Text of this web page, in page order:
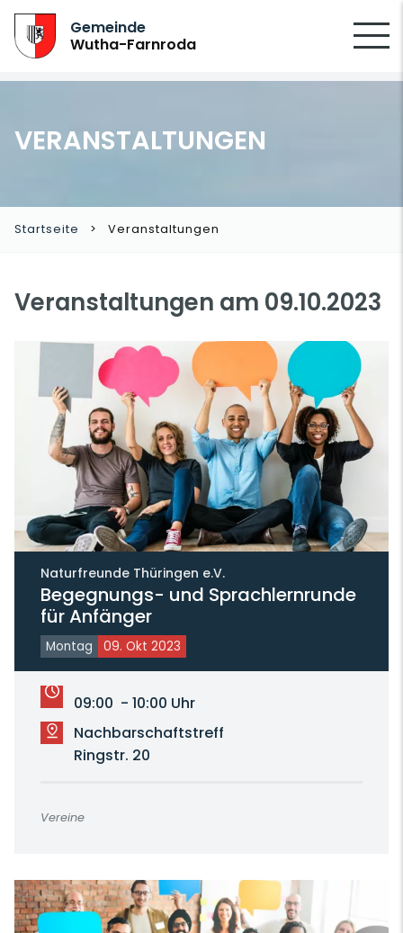
Gemeinde
Wutha-Farnroda
VERANSTALTUNGEN
Startseite Veranstaltungen
Veranstaltungen am 09.10.2023
Naturfreunde Thüringen e.V.
Begegnungs- und Sprachlernrunde
für Anfänger
Montag 09. Okt 2023
09:00 - 10:00 Uhr
Nachbarschaftstreff
Ringstr. 20
Vereine